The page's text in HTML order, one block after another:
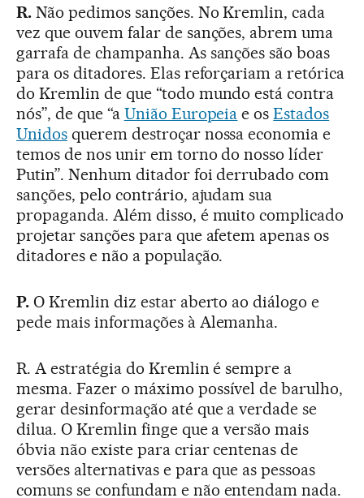
R.Não pedimos sanções. No Kremlin, cada
vez que ouvem falar de sanções, abrem uma
garrafa de champanha. As sanções são boas
para os ditadores. Elas reforçariam a retórica
do Kremlin de que “todo mundo está contra
nós”, de que “a União Europeia e osEstados
Unidosquerem destroçar nossa economia e
temos de nos unir em torno do nosso líder
Putin”. Nenhum ditador foi derrubado com
sanções, pelo contrário, ajudam sua
propaganda. Além disso, é muito complicado
projetar sanções para que afetem apenas os
ditadores e não a população.
P.O Kremlin diz estar aberto ao diálogo e
pede mais informações à Alemanha.
R. A estratégia do Kremlin é sempre a
mesma. Fazer o máximo possível de barulho,
gerar desinformação até que a verdade se
dilua. O Kremlin finge que a versão mais
óbvia não existe para criar centenas de
versões alternativas e para que as pessoas
comuns se confundam e não entendam nada.